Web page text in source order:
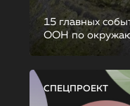
15 главных
ООН по
СПЕЦПРОЕКТ